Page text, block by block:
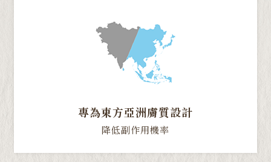
專為東方亞洲膚質設計
降低副作用機率